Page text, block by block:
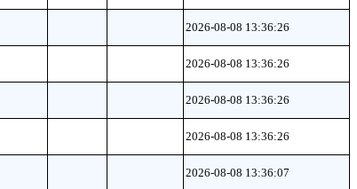
2026-08-08 13:36:26
2026-08-08 13:36:26
2026-08-08 13:36:26
2026-08-08 13:36:26
2026-08-08 13:36:07